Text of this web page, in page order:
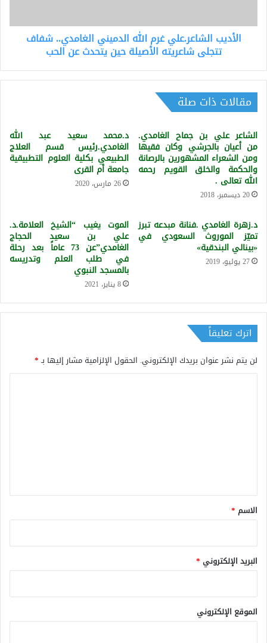
شاعريته
الأصيلة
عن
الأديب الشاعر.علي غرم الله الدميني الغامدي.. شفاف
تتجلى شاعريته الأصيلة حين يتحدث عن الحب
مقالات ذات صلة
الشاعر علي بن جماح الغامدي.
من أعيان بالجرشي وكان فقيها
ومن الشعراء المشهورين بالرصانة
والحكمة والخلق القويم رحمه
الله تعالى .
20 ديسمبر، 2018
د.محمد سعيد عبد الله
الغامدي.رئيس قسم العلاج
الطبيعي بكلية العلوم التطبيقية
جامعة أم القرى
26 مارس، 2020
د.زهرة الغامدي .فنانة مبدعه تبرز
تميّز الموروث السعودي في
«بينالي البندقية»
27 يوليو، 2019
الموت يغيب “الشيخ العلامة.د.
علي بن سعيد الحجاج
الغامدي”عن 73 عاماً بعد رحلة
في طلب العلم وتدريسه
بالمسجد النبوي
8 يناير، 2021
اترك تعليقاً
لن يتم نشر عنوان بريدك الإلكتروني. الحقول الإلزامية مشار إليها بـ*
*
الاسم *
البريد الإلكتروني *
الموقع الإلكتروني